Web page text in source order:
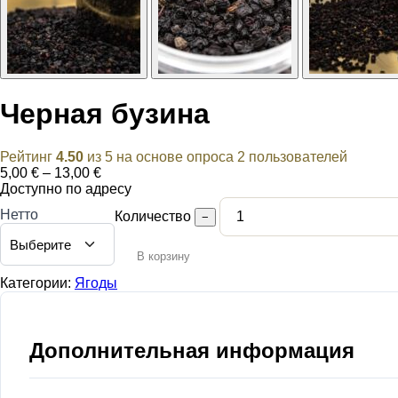
Черная бузина
Рейтинг 4.50 из 5 на основе опроса 2 пользователей
5,00 € – 13,00 €Диапазон
цен:
–
Доступно по адресу
Нетто
Количество −
В корзину
Категории: Ягоды
Дополнительная информация